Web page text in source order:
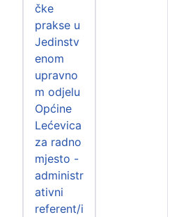
čke
prakse u
Jedinstv
enom
upravno
m odjelu
Općine
Lećevica
za radno
mjesto -
administr
ativni
referent/i